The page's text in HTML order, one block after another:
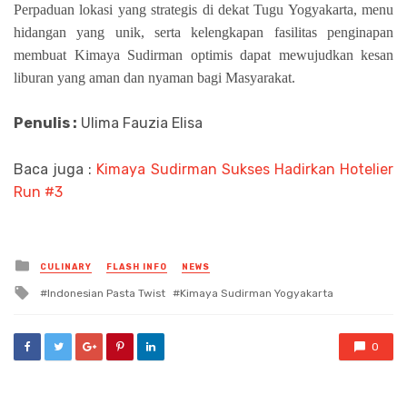
Perpaduan lokasi yang strategis di dekat Tugu Yogyakarta, menu
hidangan yang unik, serta kelengkapan fasilitas penginapan
membuat Kimaya Sudirman optimis dapat mewujudkan kesan
liburan yang aman dan nyaman bagi Masyarakat.
Penulis : Ulima Fauzia Elisa
Baca juga : Kimaya Sudirman Sukses Hadirkan Hotelier
Run #3
Posted
in
CULINARY FLASH INFO NEWS
Tagged
Indonesian Pasta Twist Kimaya Sudirman Yogyakarta
0